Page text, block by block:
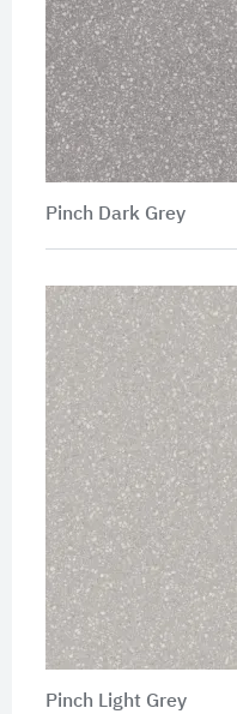
Pinch Dark Grey
Pinch Light Grey